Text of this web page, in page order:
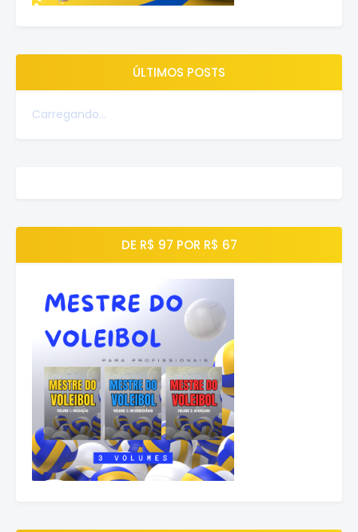
ÚLTIMOS POSTS
Carregando...
DE R$ 97 POR R$ 67